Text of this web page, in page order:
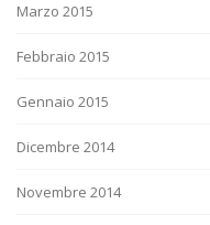
Marzo 2015
Febbraio 2015
Gennaio 2015
Dicembre 2014
Novembre 2014